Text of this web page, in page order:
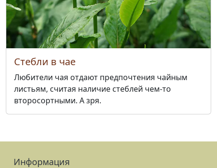
Стебли в чае
Любители чая отдают предпочтения чайным
листьям, считая наличие стеблей чем-то
второсортными. А зря.
Информация